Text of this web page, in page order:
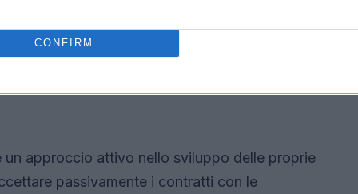
CONFIRM
approccio attivo nello sviluppo delle proprie
passivamente i contratti con le